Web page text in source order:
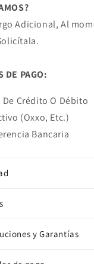
Adicional, Al
DE PAGO:
De Crédito O Débito
(Oxxo, Etc.)
Bancaria
y Garantías